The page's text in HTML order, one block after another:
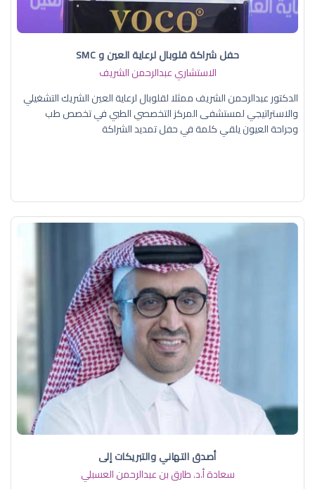
حفل شراكة قلوبال لرعاية العين و SMC
الاستشاري عبدالرحمن الشريف
الدكتور عبدالرحمن الشريف ممثلا لقلوبال لرعاية العين الشريك التشغيلي
والاستراتيجي لمستشفى المركز التخصصي الطبي في تخصص طب
وجراحة العيون يلقي كلمة في حفل تمديد الشراكة
أصدق التهاني والتبريكات إلى
سعادة أ.د. ​طارق بن عبدالرحمن العسبلي